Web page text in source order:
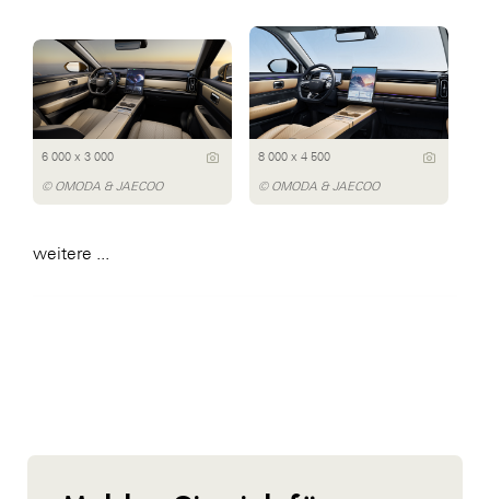
6 000 x 3 000
© OMODA & JAECOO
8 000 x 4 500
© OMODA & JAECOO
weitere ...